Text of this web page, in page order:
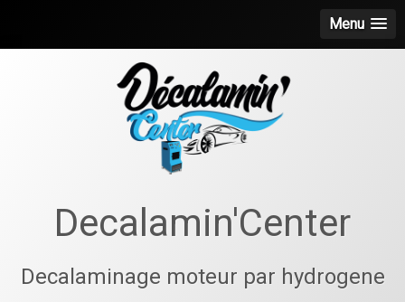
Menu
Decalamin'Center
Decalaminage moteur par hydrogene